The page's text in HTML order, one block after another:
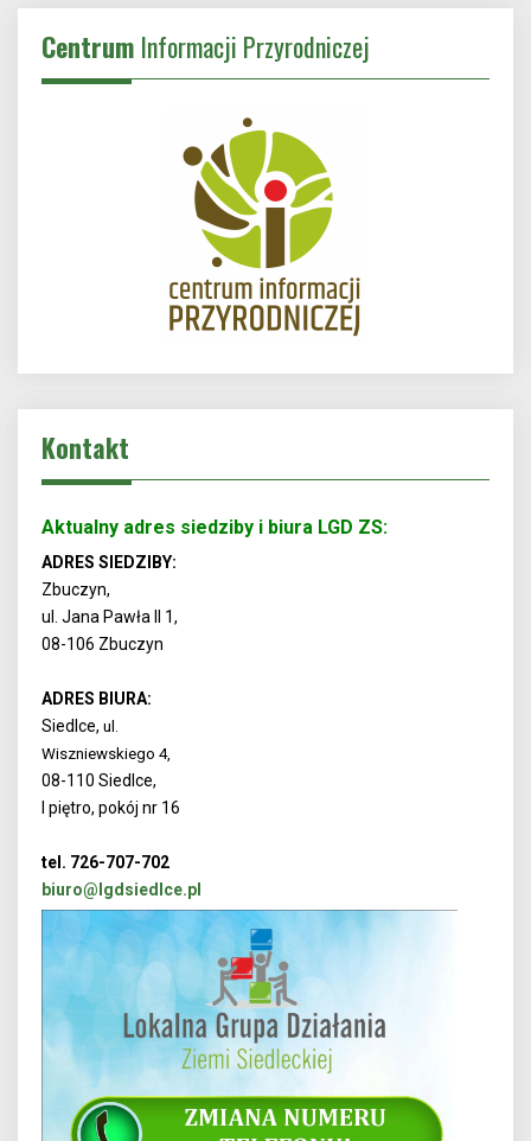
Centrum Informacji Przyrodniczej
Kontakt
Aktualny adres siedziby i biura LGD ZS:
ADRES SIEDZIBY:
Zbuczyn,
ul. Jana Pawła II 1,
08-106 Zbuczyn
ADRES BIURA:
Siedlce, ul.
Wiszniewskiego 4,
08-110 Siedlce,
I piętro, pokój nr 16
tel. 726-707-702
biuro@lgdsiedlce.pl